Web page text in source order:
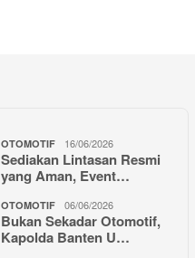
OTOMOTIF 16/06/2026
Sediakan Lintasan Resmi
yang Aman, Event…
OTOMOTIF 06/06/2026
Bukan Sekadar Otomotif,
Kapolda Banten U…